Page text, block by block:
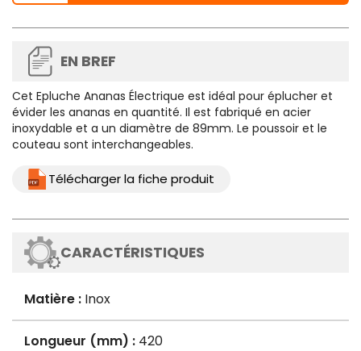
EN BREF
Cet Epluche Ananas Électrique est idéal pour éplucher et
évider les ananas en quantité. Il est fabriqué en acier
inoxydable et a un diamètre de 89mm. Le poussoir et le
couteau sont interchangeables.
Télécharger la fiche produit
CARACTÉRISTIQUES
Matière : Inox
Longueur (mm) : 420